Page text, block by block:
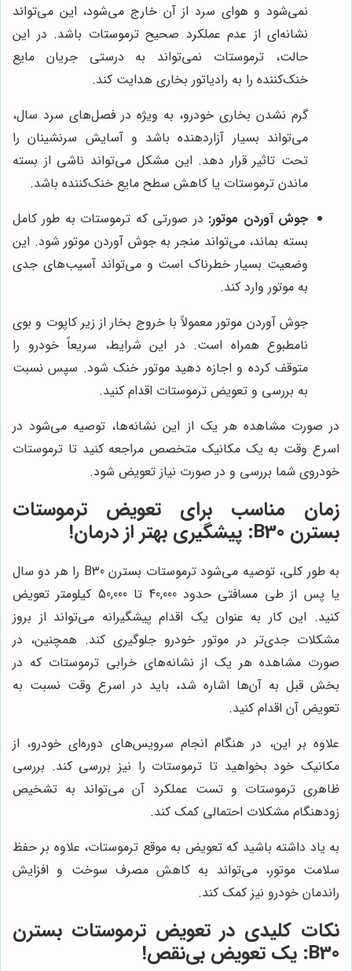
نمی‌شود و هوای سرد از آن خارج می‌شود، این می‌تواند
نشانه‌ای از عدم عملکرد صحیح ترموستات باشد. در این
حالت، ترموستات نمی‌تواند به درستی جریان مایع
خنک‌کننده را به رادیاتور بخاری هدایت کند.
گرم نشدن بخاری خودرو، به ویژه در فصل‌های سرد سال،
می‌تواند بسیار آزاردهنده باشد و آسایش سرنشینان را
تحت تاثیر قرار دهد. این مشکل می‌تواند ناشی از بسته
ماندن ترموستات یا کاهش سطح مایع خنک‌کننده باشد.
جوش آوردن موتور: در صورتی که ترموستات به طور کامل
بسته بماند، می‌تواند منجر به جوش آوردن موتور شود. این
وضعیت بسیار خطرناک است و می‌تواند آسیب‌های جدی
به موتور وارد کند.
جوش آوردن موتور معمولاً با خروج بخار از زیر کاپوت و بوی
نامطبوع همراه است. در این شرایط، سریعاً خودرو را
متوقف کرده و اجازه دهید موتور خنک شود. سپس نسبت
به بررسی و تعویض ترموستات اقدام کنید.
در صورت مشاهده هر یک از این نشانه‌ها، توصیه می‌شود در
اسرع وقت به یک مکانیک متخصص مراجعه کنید تا ترموستات
خودروی شما بررسی و در صورت نیاز تعویض شود.
زمان مناسب برای تعویض ترموستات
بسترن B30: پیشگیری بهتر از درمان!
به طور کلی، توصیه می‌شود ترموستات بسترن B30 را هر دو سال
یا پس از طی مسافتی حدود 40,000 تا 50,000 کیلومتر تعویض
کنید. این کار به عنوان یک اقدام پیشگیرانه می‌تواند از بروز
مشکلات جدی‌تر در موتور خودرو جلوگیری کند. همچنین، در
صورت مشاهده هر یک از نشانه‌های خرابی ترموستات که در
بخش قبل به آن‌ها اشاره شد، باید در اسرع وقت نسبت به
تعویض آن اقدام کنید.
علاوه بر این، در هنگام انجام سرویس‌های دوره‌ای خودرو، از
مکانیک خود بخواهید تا ترموستات را نیز بررسی کند. بررسی
ظاهری ترموستات و تست عملکرد آن می‌تواند به تشخیص
زودهنگام مشکلات احتمالی کمک کند.
به یاد داشته باشید که تعویض به موقع ترموستات، علاوه بر حفظ
سلامت موتور، می‌تواند به کاهش مصرف سوخت و افزایش
راندمان خودرو نیز کمک کند.
نکات کلیدی در تعویض ترموستات بسترن
B30: یک تعویض بی‌نقص!